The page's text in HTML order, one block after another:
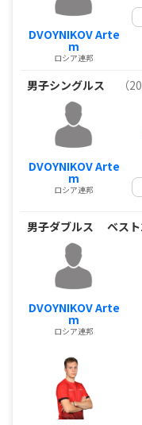
DVOYNIKOV Arte
m
ロシア連邦
男子シングルス （
DVOYNIKOV Arte
m
ロシア連邦
男子ダブルス ベス
DVOYNIKOV Arte
m
ロシア連邦